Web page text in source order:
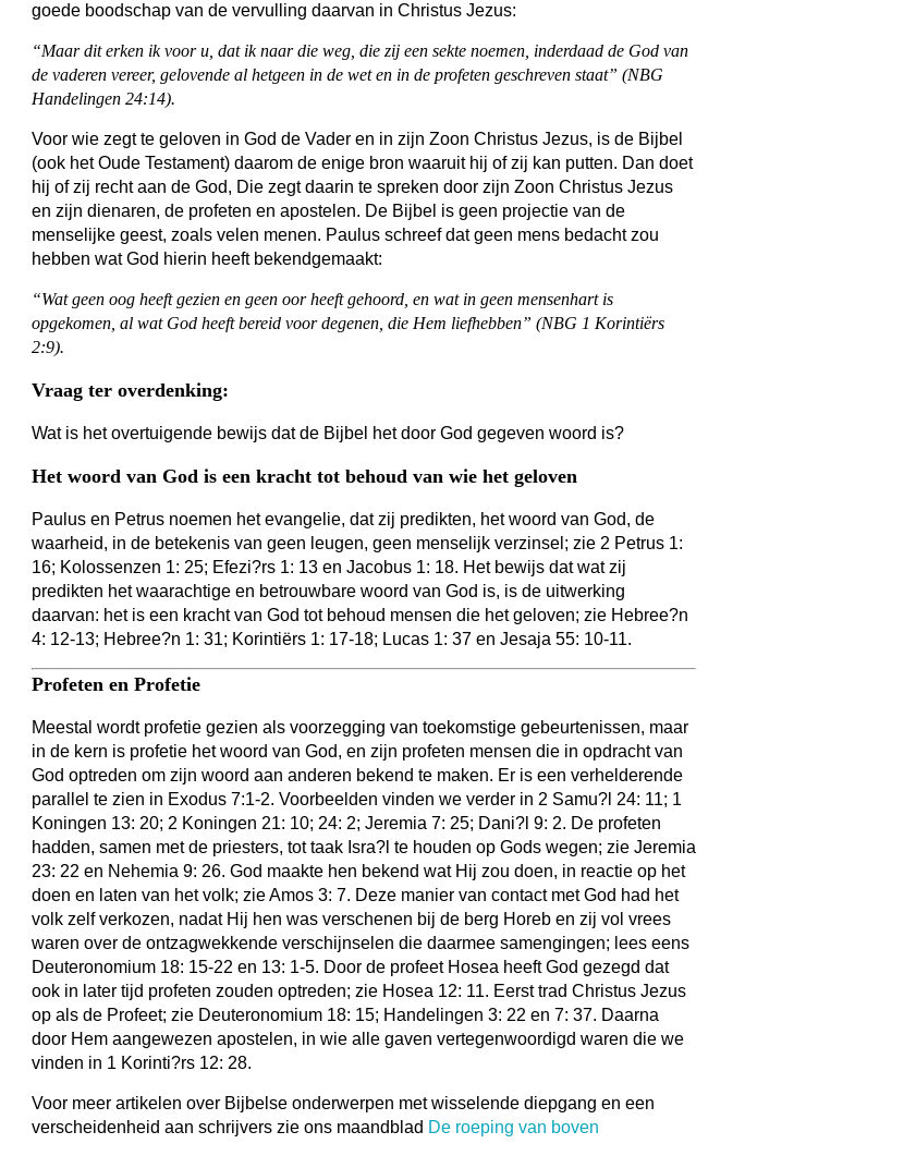
goede boodschap van de vervulling daarvan in Christus Jezus:
“Maar dit erken ik voor u, dat ik naar die weg, die zij een sekte noemen, inderdaad de God van
de vaderen vereer, gelovende al hetgeen in de wet en in de profeten geschreven staat” (NBG
Handelingen 24:14).
Voor wie zegt te geloven in God de Vader en in zijn Zoon Christus Jezus, is de Bijbel
(ook het Oude Testament) daarom de enige bron waaruit hij of zij kan putten. Dan doet
hij of zij recht aan de God, Die zegt daarin te spreken door zijn Zoon Christus Jezus
en zijn dienaren, de profeten en apostelen. De Bijbel is geen projectie van de
menselijke geest, zoals velen menen. Paulus schreef dat geen mens bedacht zou
hebben wat God hierin heeft bekendgemaakt:
“Wat geen oog heeft gezien en geen oor heeft gehoord, en wat in geen mensenhart is
opgekomen, al wat God heeft bereid voor degenen, die Hem liefhebben” (NBG 1 Korintiërs
2:9).
Vraag ter overdenking:
Wat is het overtuigende bewijs dat de Bijbel het door God gegeven woord is?
Het woord van God is een kracht tot behoud van wie het geloven
Paulus en Petrus noemen het evangelie, dat zij predikten, het woord van God, de
waarheid, in de betekenis van geen leugen, geen menselijk verzinsel; zie 2 Petrus 1:
16; Kolossenzen 1: 25; Efezi?rs 1: 13 en Jacobus 1: 18. Het bewijs dat wat zij
predikten het waarachtige en betrouwbare woord van God is, is de uitwerking
daarvan: het is een kracht van God tot behoud mensen die het geloven; zie Hebree?n
4: 12-13; Hebree?n 1: 31; Korintiërs 1: 17-18; Lucas 1: 37 en Jesaja 55: 10-11.
Profeten en Profetie
Meestal wordt profetie gezien als voorzegging van toekomstige gebeurtenissen, maar
in de kern is profetie het woord van God, en zijn profeten mensen die in opdracht van
God optreden om zijn woord aan anderen bekend te maken. Er is een verhelderende
parallel te zien in Exodus 7:1-2. Voorbeelden vinden we verder in 2 Samu?l 24: 11; 1
Koningen 13: 20; 2 Koningen 21: 10; 24: 2; Jeremia 7: 25; Dani?l 9: 2. De profeten
hadden, samen met de priesters, tot taak Isra?l te houden op Gods wegen; zie Jeremia
23: 22 en Nehemia 9: 26. God maakte hen bekend wat Hij zou doen, in reactie op het
doen en laten van het volk; zie Amos 3: 7. Deze manier van contact met God had het
volk zelf verkozen, nadat Hij hen was verschenen bij de berg Horeb en zij vol vrees
waren over de ontzagwekkende verschijnselen die daarmee samengingen; lees eens
Deuteronomium 18: 15-22 en 13: 1-5. Door de profeet Hosea heeft God gezegd dat
ook in later tijd profeten zouden optreden; zie Hosea 12: 11. Eerst trad Christus Jezus
op als de Profeet; zie Deuteronomium 18: 15; Handelingen 3: 22 en 7: 37. Daarna
door Hem aangewezen apostelen, in wie alle gaven vertegenwoordigd waren die we
vinden in 1 Korinti?rs 12: 28.
Voor meer artikelen over Bijbelse onderwerpen met wisselende diepgang en een
verscheidenheid aan schrijvers zie ons maandblad De roeping van boven